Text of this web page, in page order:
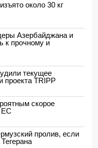
около 30 кг
Азербайджана и
к прочному и
текущее
проекта TRIPP
скорое
ЕС
пролив, если